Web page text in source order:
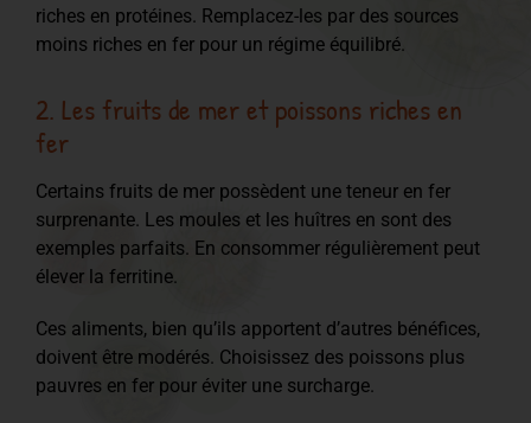
riches en protéines. Remplacez-les par des sources
moins riches en fer pour un régime équilibré.
2. Les fruits de mer et poissons riches en
fer
Certains fruits de mer possèdent une teneur en fer
surprenante. Les moules et les huîtres en sont des
exemples parfaits. En consommer régulièrement peut
élever la ferritine.
Ces aliments, bien qu’ils apportent d’autres bénéfices,
doivent être modérés. Choisissez des poissons plus
pauvres en fer pour éviter une surcharge.